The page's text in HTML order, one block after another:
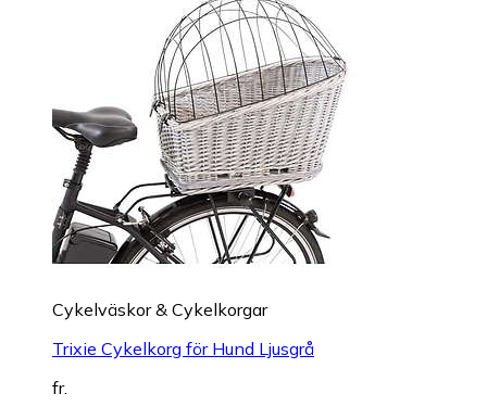
Cykelväskor & Cykelkorgar
Trixie Cykelkorg för Hund Ljusgrå
fr.